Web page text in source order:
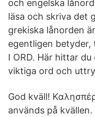
och engelska
läsa och skriva det
grekiska lånorden
egentligen betyder,
I ORD. Här hittar
viktiga ord och
God kväll!
används på